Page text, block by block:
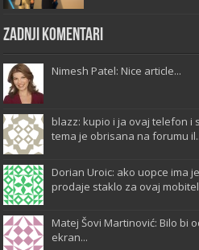
Zadnji komentari
Nimesh Patel: Nice article...
blazz: kupio i ja ovaj telefon i
tema je obrisana na forumu
Dorian Uroic: ako uopce ima
prodaje staklo za ovaj
Matej Šovi Martinović: Bilo bi
ekran...